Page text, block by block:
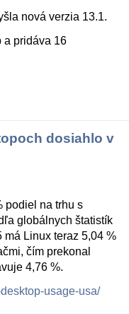
nová verzia 13.1.
a pridáva 16
dosiahlo v
podiel na trhu s
globálnych štatistík
Linux teraz 5,04 %
čím prekonal
4,76 %.
usage-usa/